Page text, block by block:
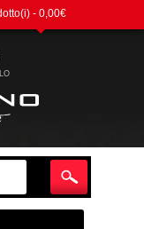
- 0,00€